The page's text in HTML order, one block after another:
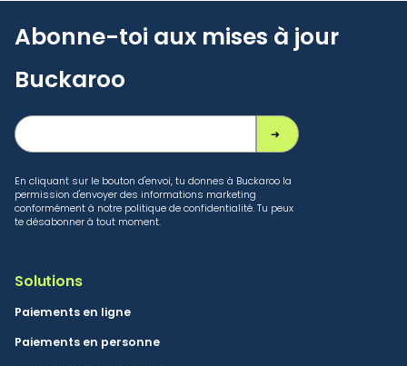
Abonne-toi aux mises à jour
Buckaroo
En cliquant sur le bouton d'envoi, tu donnes à Buckaroo la
permission d'envoyer des informations marketing
conformément à notre politique de confidentialité. Tu peux
te désabonner à tout moment.
Solutions
Paiements en ligne
Paiements en personne